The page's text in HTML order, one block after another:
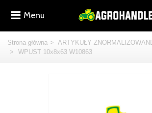
Menu
Strona główna > ARTYKUŁY
>
WPUST 10x8x63 W10863